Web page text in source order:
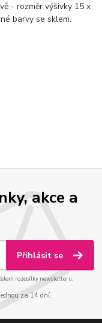
- rozměr výšivky 15 x
barvy se sklem.
akce a
Přihlásit se
rozesílky newsletteru.
za 14 dní.